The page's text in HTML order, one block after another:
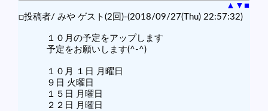
▲ ▼ ■
□投稿者/ みや ゲスト(2回)-(2018/09/27(Thu) 22:57:32)
１０月の予定をアップします
予定をお願いします(^-^)
１０月 １日 月曜日
９日 火曜日
１５日 月曜日
２２日 月曜日